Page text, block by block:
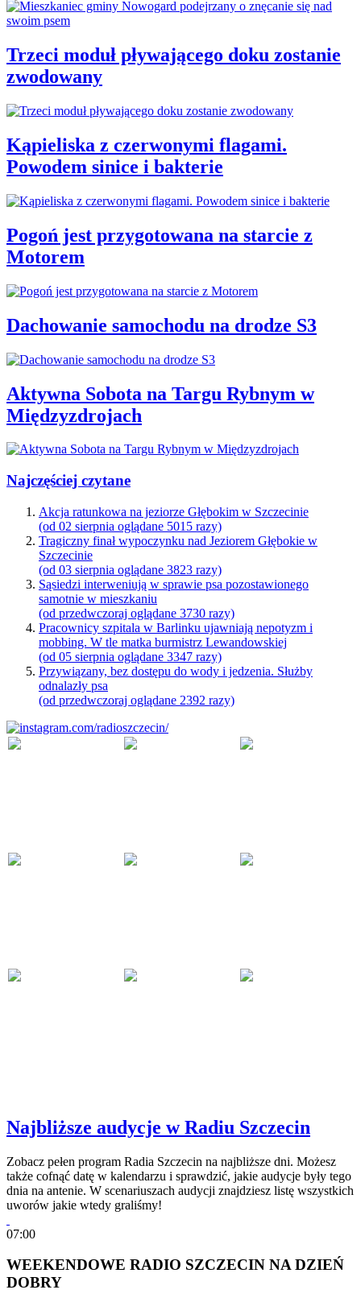
Trzeci moduł pływającego doku zostanie
zwodowany
Kąpieliska z czerwonymi flagami.
Powodem sinice i bakterie
Pogoń jest przygotowana na starcie z
Motorem
Dachowanie samochodu na drodze S3
Aktywna Sobota na Targu Rybnym w
Międzyzdrojach
Najczęściej czytane
Akcja ratunkowa na jeziorze Głębokim w Szczecinie
(od 02 sierpnia oglądane 5015 razy)
Tragiczny finał wypoczynku nad Jeziorem Głębokie w
Szczecinie
(od 03 sierpnia oglądane 3823 razy)
Sąsiedzi interweniują w sprawie psa pozostawionego
samotnie w mieszkaniu
(od przedwczoraj oglądane 3730 razy)
Pracownicy szpitala w Barlinku ujawniają nepotyzm i
mobbing. W tle matka burmistrz Lewandowskiej
(od 05 sierpnia oglądane 3347 razy)
Przywiązany, bez dostępu do wody i jedzenia. Służby
odnalazły psa
(od przedwczoraj oglądane 2392 razy)
Najbliższe audycje w Radiu Szczecin
Zobacz pełen program Radia Szczecin na najbliższe dni. Możesz
także cofnąć datę w kalendarzu i sprawdzić, jakie audycje były tego
dnia na antenie. W scenariuszach audycji znajdziesz listę wszystkich
uworów jakie wtedy graliśmy!
07:00
WEEKENDOWE RADIO SZCZECIN NA DZIEŃ
DOBRY